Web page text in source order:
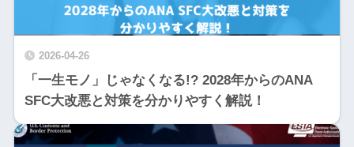
2026-04-26
「一生モノ」じゃなくなる!? 2028年からのANA
SFC大改悪と対策を分かりやすく解説！